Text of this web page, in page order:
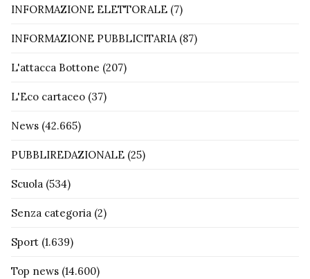
INFORMAZIONE ELETTORALE (7)
INFORMAZIONE PUBBLICITARIA(87)
L'attacca Bottone (207)
L'Eco cartaceo (37)
News (42.665)
PUBBLIREDAZIONALE (25)
Scuola (534)
Senza categoria (2)
Sport (1.639)
Top news (14.600)